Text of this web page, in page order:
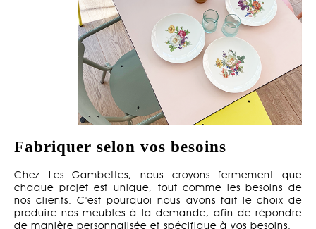
Fabriquer selon vos besoins
Chez Les Gambettes, nous croyons fermement que
chaque projet est unique, tout comme les besoins de
nos clients. C'est pourquoi nous avons fait le choix de
produire nos meubles à la demande, afin de répondre
de manière personnalisée et spécifique à vos besoins.